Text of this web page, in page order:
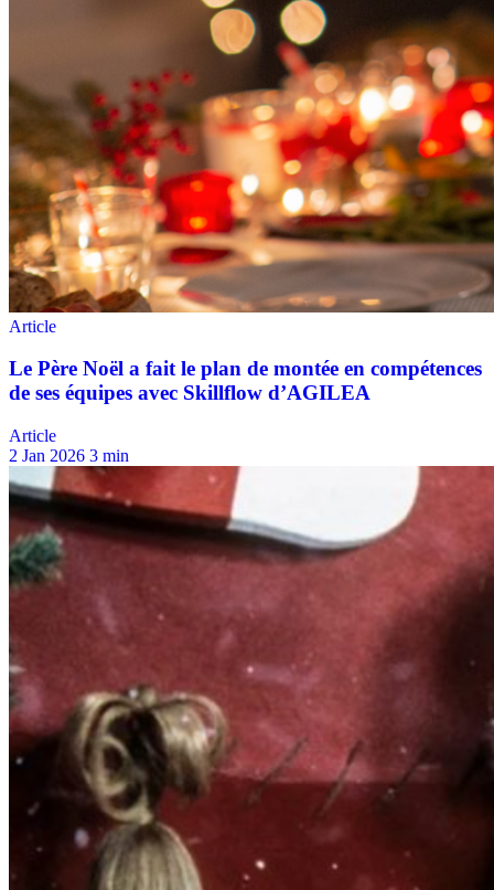
Article
2 Jan 2026 3 min